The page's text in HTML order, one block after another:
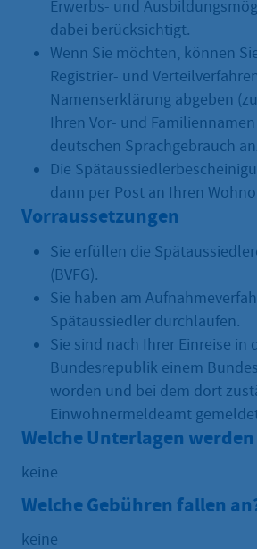
Erwerbs- und
dabei berücksichtigt.
Wenn Sie möchten, können
Registrier- und
Namenserklärung abgeben
Ihren Vor- und
deutschen Sprachgebrauch
Die
dann per Post an Ihren
Vorraussetzungen
Sie erfüllen die
(BVFG).
Sie haben am
Spätaussiedler durchlaufen.
Sie sind nach Ihrer Einreise in
Bundesrepublik einem
worden und bei dem dort
Einwohnermeldeamt
Welche Unterlagen
keine
Welche Gebühren fallen
keine